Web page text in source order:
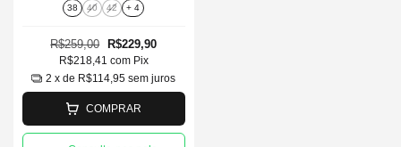
38 40 42 + 4
R$259,00 R$229,90
R$218,41 com Pix
2 x de R$114,95 sem juros
COMPRAR